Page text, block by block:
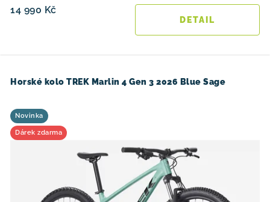
14 990 Kč
Horské kolo TREK Marlin 4 Gen 3 2026 Blue Sage
Novinka
Dárek zdarma